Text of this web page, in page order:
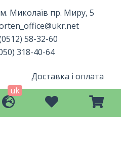
м. Миколаїв пр. Миру, 5
58-32-60
318-40-64
Доставка і оплата
uk